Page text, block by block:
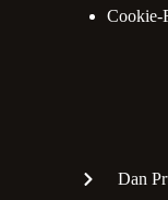
Cookie-
Dan